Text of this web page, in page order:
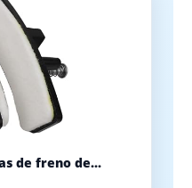
de freno de...